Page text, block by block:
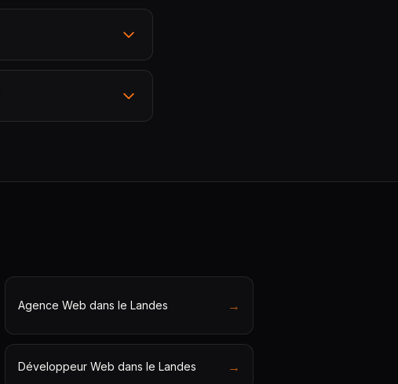
Agence Web dans le Landes →
Développeur Web dans le Landes →